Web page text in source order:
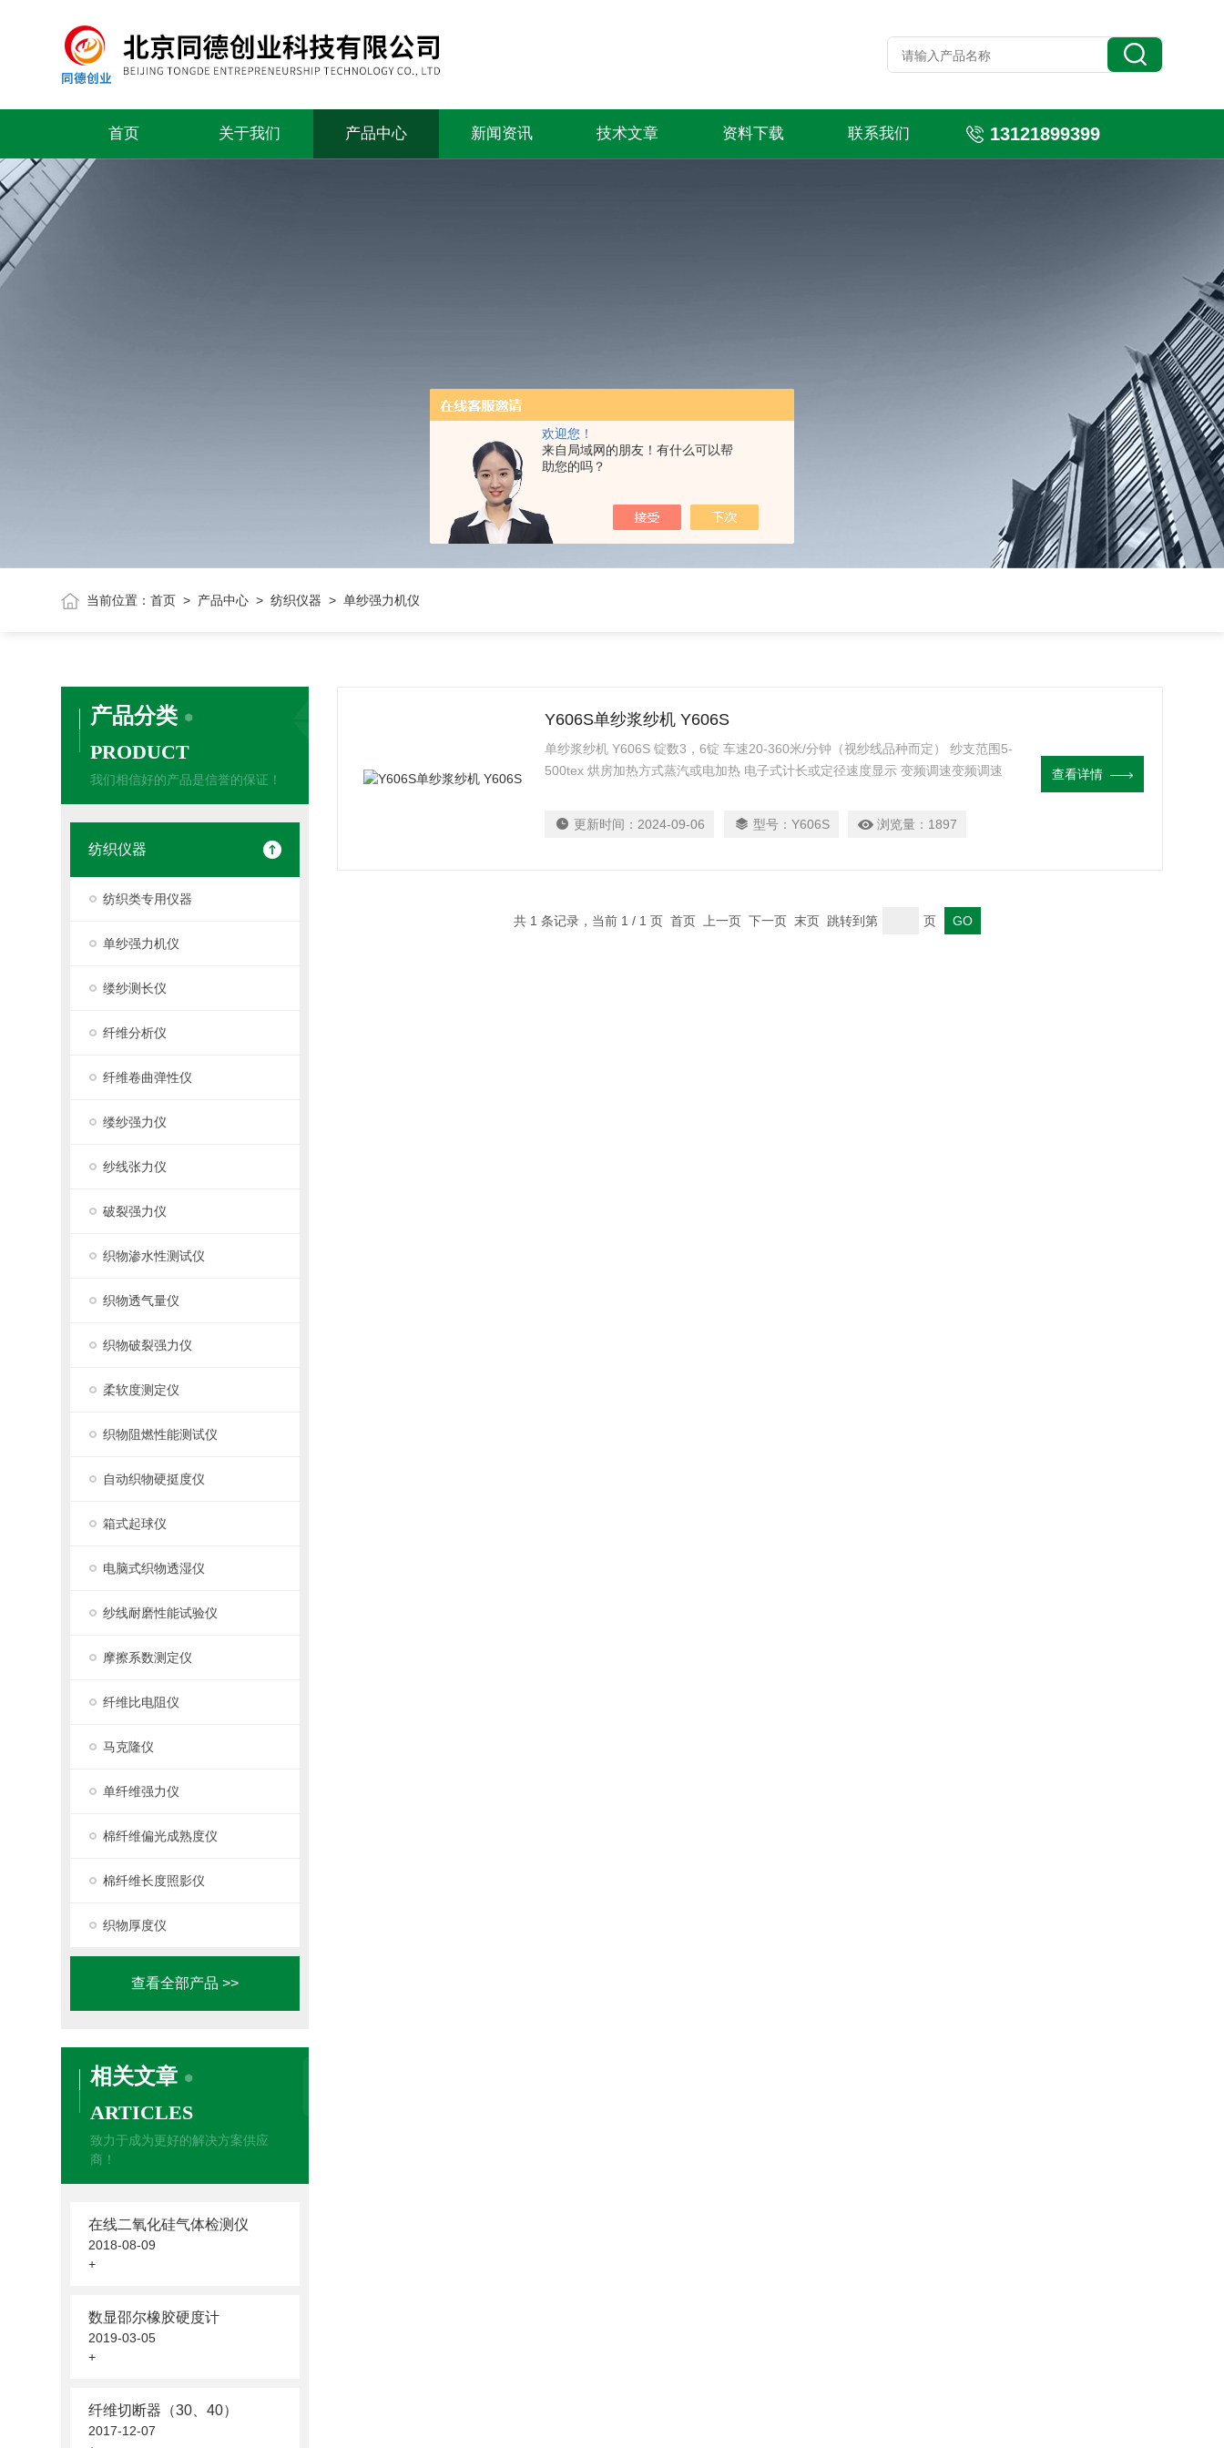
欢迎您！
来自局域网的朋友！有什么可以帮
助您的吗？
首页 关于我们 产品中心 新闻资讯 技术文章 资料下载 联系我们 13121899399
当前位置：首页 > 产品中心 >纺织仪器 > 单纱强力机仪
产品分类
PRODUCT
我们相信好的产品是信誉的保证！
纺织仪器
纺织类专用仪器
单纱强力机仪
缕纱测长仪
纤维分析仪
纤维卷曲弹性仪
缕纱强力仪
纱线张力仪
破裂强力仪
织物渗水性测试仪
织物透气量仪
织物破裂强力仪
柔软度测定仪
织物阻燃性能测试仪
自动织物硬挺度仪
箱式起球仪
电脑式织物透湿仪
纱线耐磨性能试验仪
摩擦系数测定仪
纤维比电阻仪
马克隆仪
单纤维强力仪
棉纤维偏光成熟度仪
棉纤维长度照影仪
织物厚度仪
查看全部产品 >>
相关文章
ARTICLES
致力于成为更好的解决方案供应
商！
在线二氧化硅气体检测仪
2018-08-09
+
数显邵尔橡胶硬度计
2019-03-05
+
纤维切断器（30、40）
2017-12-07
Y606S单纱浆纱机 Y606S
单纱浆纱机 Y606S 锭数3，6锭 车速20-360米/分钟（视纱线品种而定） 纱支范围5-
500tex 烘房加热方式蒸汽或电加热 电子式计长或定径速度显示 变频调速变频调速
更新时间： 2024-09-06 型号： Y606S 浏览量： 1897
查看详情
共 1 条记录，当前 1 / 1 页 首页 上一页 下一页 末页 跳转到第 页